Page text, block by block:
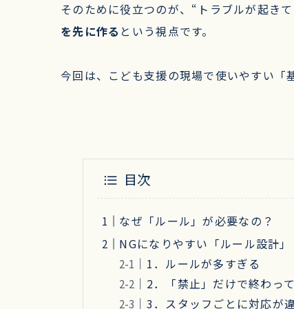
そのために役立つのが、“トラブルが起き
を先に作る という視点です。
今回は、こども支援の現場で使いやすい「
目次
なぜ「ルール」が必要なの？
NGになりやすい「ルール設計」
1．ルールが多すぎる
2．「禁止」だけで終わっ
3．スタッフごとに対応が